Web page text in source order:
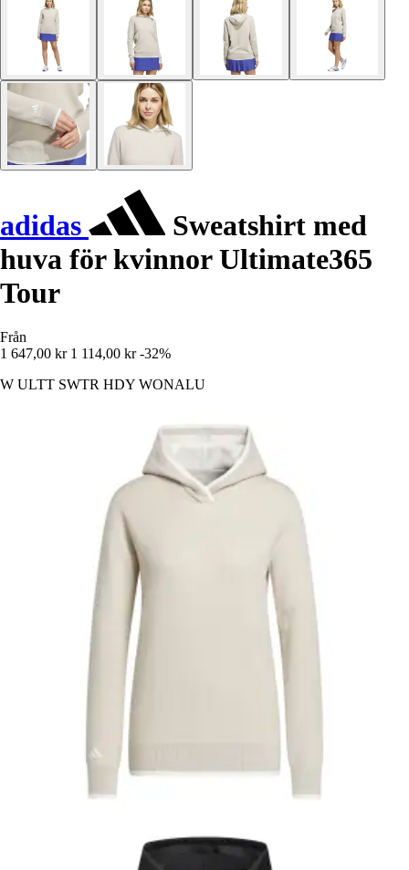
adidas
Sweatshirt med
huva för kvinnor Ultimate365
Tour
Från
1 647,00 kr 1 114,00 kr -32%
W ULTT SWTR HDY WONALU